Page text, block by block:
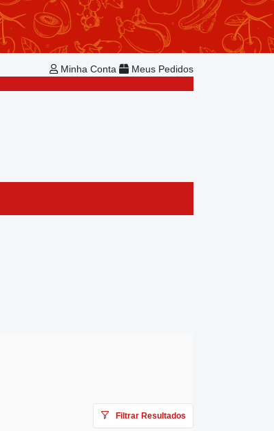
Repetir Pedido
Minha Conta
Bem-vindo!Já é cadastrado?
Minha Conta
Meus Pedidos
Filtrar Resultados